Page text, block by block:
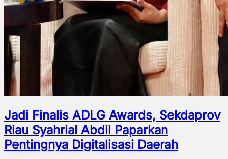
Jadi Finalis ADLG Awards, Sekdaprov
Riau Syahrial Abdil Paparkan
Pentingnya Digitalisasi Daerah